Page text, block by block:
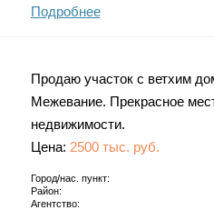
Подробнее
Продаю участок с ветхим
Межевание. Прекрасное
недвижимости.
Цена: 2500 тыс. руб.
Город/нас. пункт:
Район:
Агентство: